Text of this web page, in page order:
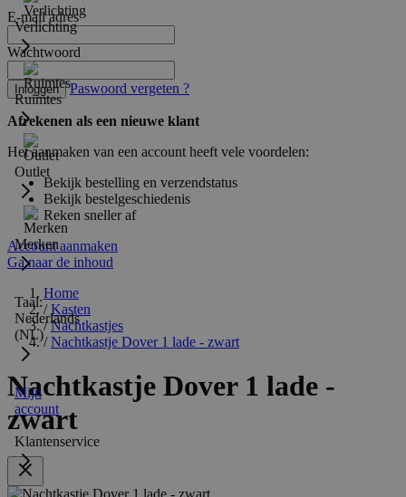
Verlichting
Ruimtes
Outlet
Merken
Taal:
Nederlands
(NL)
Mijn
account
Klantenservice
E-mail adres
Wachtwoord
Inloggen Paswoord vergeten ?
Afrekenen als een nieuwe klant
Het aanmaken van een account heeft vele voordelen:
Bekijk bestelling en verzendstatus
Bekijk bestelgeschiedenis
Reken sneller af
Account aanmaken
Ga naar de inhoud
Home
/ Kasten
/ Nachtkastjes
/ Nachtkastje Dover 1 lade - zwart
Nachtkastje Dover 1 lade -
zwart